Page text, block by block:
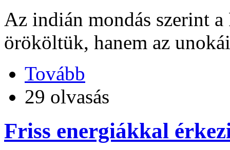
Az indián mondás szerint
örököltük, hanem az
Tovább
29 olvasás
Friss energiákkal